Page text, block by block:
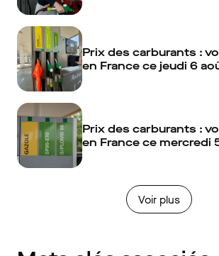
Prix des carburants :
en France ce jeudi 6
Prix des carburants :
en France ce mercredi
Voir plus